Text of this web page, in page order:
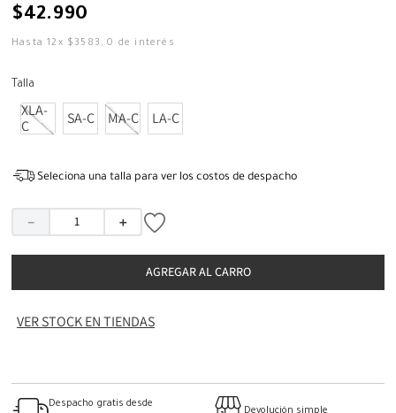
$42.990
Hasta12 x $ 3583 ,0 de interés
Talla
XLA-
C
SA-C MA-C LA-C
Seleciona una talla para ver los costos de despacho
＋
－
AGREGAR AL CARRO
VER STOCK EN TIENDAS
Despacho gratis desde